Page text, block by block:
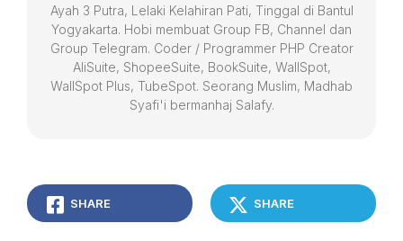
Ayah 3 Putra, Lelaki Kelahiran Pati, Tinggal di Bantul
Yogyakarta. Hobi membuat Group FB, Channel dan
Group Telegram. Coder / Programmer PHP Creator
AliSuite, ShopeeSuite, BookSuite, WallSpot,
WallSpot Plus, TubeSpot. Seorang Muslim, Madhab
Syafi'i bermanhaj Salafy.
SHARE SHARE